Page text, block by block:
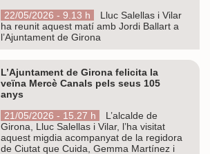
22/05/2026 - 9.13 h
Lluc Salellas i Vilar
ha reunit aquest matí amb Jordi Ballart a
l’Ajuntament de Girona
L’Ajuntament de Girona felicita la
veïna Mercè Canals pels seus 105
anys
21/05/2026 - 15.27 h
L’alcalde de
Girona, Lluc Salellas i Vilar, l’ha visitat
aquest migdia acompanyat de la regidora
de Ciutat que Cuida, Gemma Martínez i